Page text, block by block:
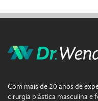
Com mais de 20 anos de
cirurgia plástica masculina e